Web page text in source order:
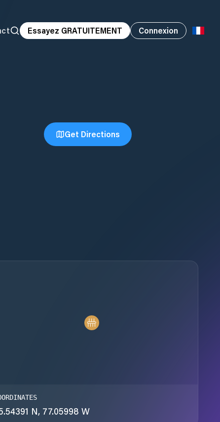
Essayez GRATUITEMENT Connexion
Get Directions
N, 77.05998 W